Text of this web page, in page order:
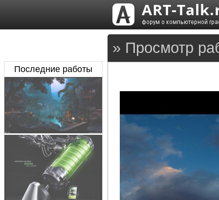
» Просмотр
Последние работы